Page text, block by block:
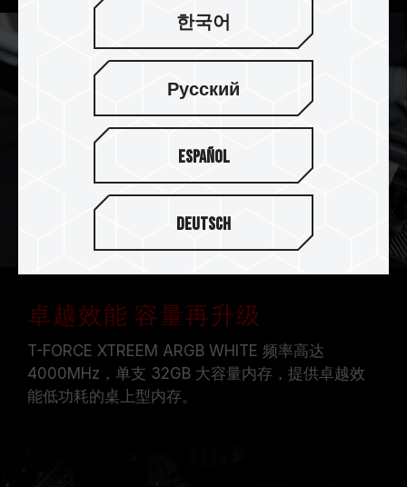
卓越效能 容量再升级
T-FORCE XTREEM ARGB WHITE 频率高达
4000MHz，单支 32GB 大容量内存，提供卓越效
能低功耗的桌上型内存。
한국어
Русский
Español
Deutsch